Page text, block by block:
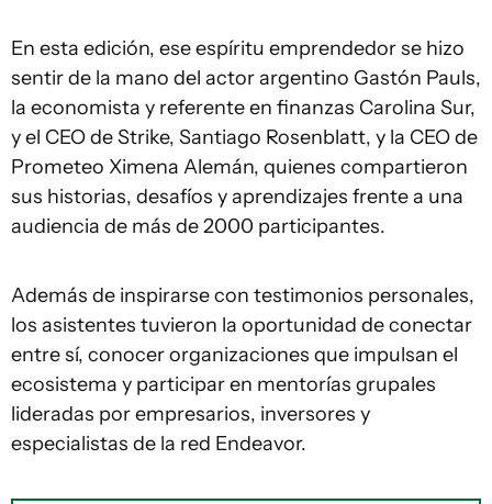
En esta edición, ese espíritu emprendedor se hizo
sentir de la mano del actor argentino Gastón Pauls,
la economista y referente en finanzas Carolina Sur,
y el CEO de Strike, Santiago Rosenblatt, y la CEO de
Prometeo Ximena Alemán, quienes compartieron
sus historias, desafíos y aprendizajes frente a una
audiencia de más de 2000 participantes.
Además de inspirarse con testimonios personales,
los asistentes tuvieron la oportunidad de conectar
entre sí, conocer organizaciones que impulsan el
ecosistema y participar en mentorías grupales
lideradas por empresarios, inversores y
especialistas de la red Endeavor.